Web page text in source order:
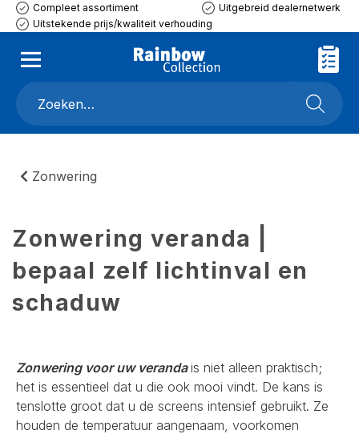
Compleet assortiment
Uitgebreid dealernetwerk
Uitstekende prijs/kwaliteit verhouding
Zonwering
Zonwering veranda |
bepaal zelf lichtinval en
schaduw
Zonwering voor uw verandais niet alleen praktisch;
het is essentieel dat u die ook mooi vindt. De kans is
tenslotte groot dat u de screens intensief gebruikt. Ze
houden de temperatuur aangenaam, voorkomen